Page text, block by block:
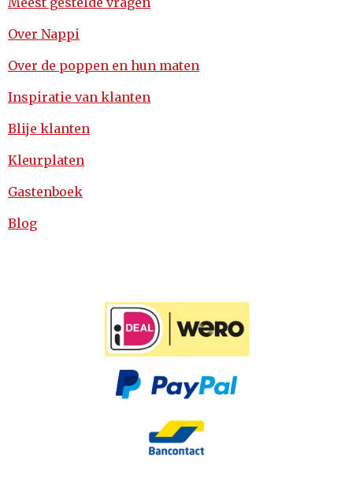
Over Nappi
Over de poppen en hun maten
Inspiratie van klanten
Blije klanten
Kleurplaten
Gastenboek
Blog